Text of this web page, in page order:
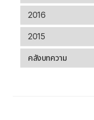
2016
2015
คลังบทความ